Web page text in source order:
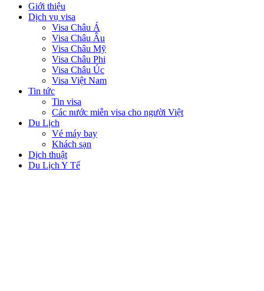
Giới thiệu
Dịch vụ visa
Visa Châu Á
Visa Châu Âu
Visa Châu Mỹ
Visa Châu Phi
Visa Châu Úc
Visa Việt Nam
Tin tức
Tin visa
Các nước miễn visa cho người Việt
Du Lịch
Vé máy bay
Khách sạn
Dịch thuật
Du Lịch Y Tế